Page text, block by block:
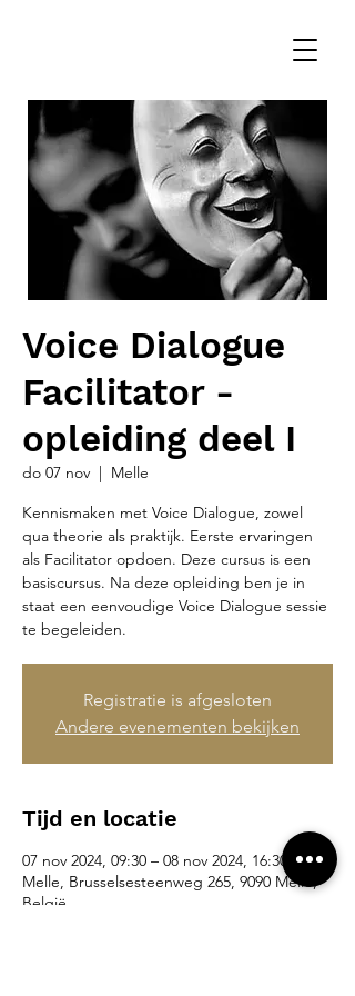
Voice Dialogue
Facilitator -
opleiding deel I
do 07 nov
  |
Melle
Kennismaken met Voice Dialogue, zowel
qua theorie als praktijk. Eerste ervaringen
als Facilitator opdoen. Deze cursus is een
basiscursus. Na deze opleiding ben je in
staat een eenvoudige Voice Dialogue sessie
te begeleiden.
Registratie is afgesloten
Andere evenementen bekijken
Tijd en locatie
07 nov 2024, 09:30 – 08 nov 2024, 16:30
Melle, Brusselsesteenweg 265, 9090 Melle,
België